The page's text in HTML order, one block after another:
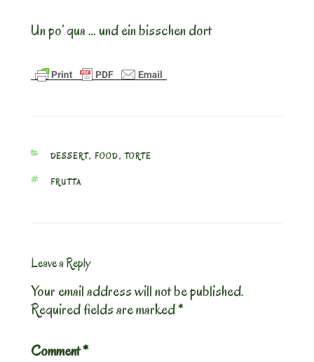
Un po’ qua … und ein bisschen dort
CATEGORIES
DESSERT, FOOD,TORTE
TAGS
FRUTTA
Leave a Reply
Your email address will not be published.
Required fields are marked*
Comment*